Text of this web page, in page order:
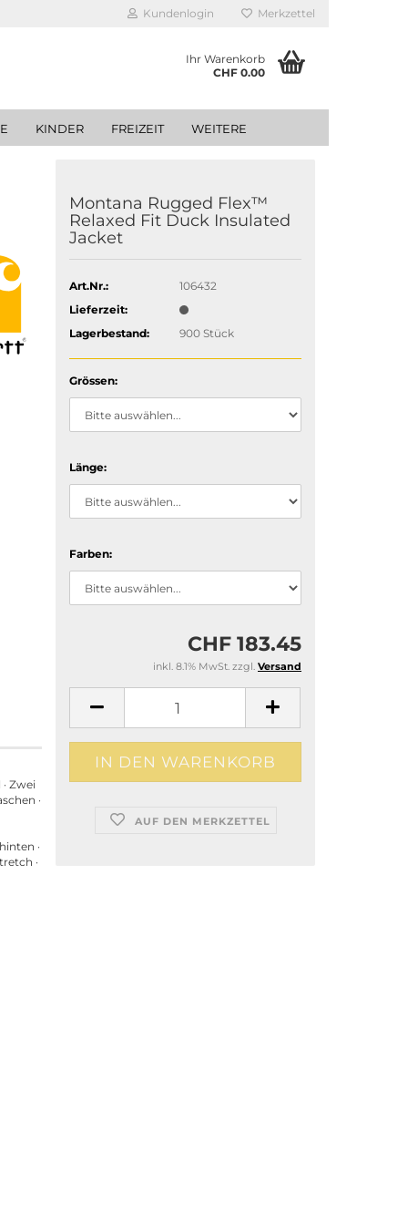
Kundenlogin Merkzettel
Ihr Warenkorb
CHF 0.00
KINDER FREIZEIT WEITERE
Montana Rugged Flex™
Relaxed Fit Duck Insulated
Jacket
Art.Nr.:
106432
Lieferzeit:
Lagerbestand:
900Stück
Grössen:
Länge:
Farben:
CHF 183.45
inkl. 8.1% MwSt. zzgl. Versand
AUF DEN MERKZETTEL
Zwei
·
·
·